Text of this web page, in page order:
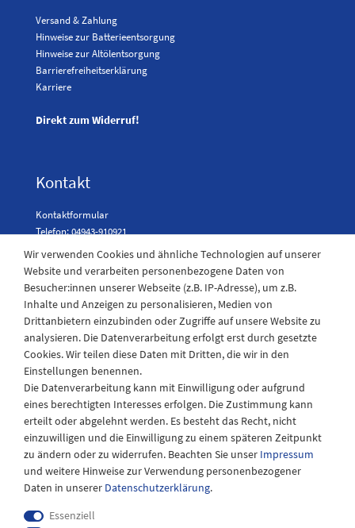
Versand & Zahlung
Hinweise zur Batterieentsorgung
Hinweise zur Altölentsorgung
Barrierefreiheitserklärung
Karriere
Direkt zum Widerruf!
Kontakt
Kontaktformular
Telefon: 04943-910921
Laden Öffnungszeiten
Montag - Freitag
08:30 - 12:30 und 13.00 - 17.30 Uhr
Samstags
08:30 bis 12:30 Uhr
Wir verwenden Cookies und ähnliche Technologien auf unserer
Website und verarbeiten personenbezogene Daten von
Besucher:innen unserer Webseite (z.B. IP-Adresse), um z.B.
Inhalte und Anzeigen zu personalisieren, Medien von
Drittanbietern einzubinden oder Zugriffe auf unsere Website zu
analysieren. Die Datenverarbeitung erfolgt erst durch gesetzte
Cookies. Wir teilen diese Daten mit Dritten, die wir in den
Einstellungen benennen.
Die Datenverarbeitung kann mit Einwilligung oder aufgrund
eines berechtigten Interesses erfolgen. Die Zustimmung kann
erteilt oder abgelehnt werden. Es besteht das Recht, nicht
einzuwilligen und die Einwilligung zu einem späteren Zeitpunkt
zu ändern oder zu widerrufen. Beachten Sie unser Impressum
und weitere Hinweise zur Verwendung personenbezogener
Daten in unserer Daten­schutz­erklärung.
Essenziell